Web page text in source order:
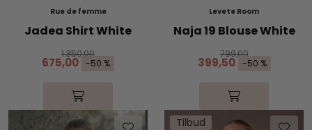
Rue de femme
Jadea Shirt White
1.350,00
675,00 -50 %
Levete Room
Naja 19 Blouse White
799,00
399,50 -50 %
Tilbud